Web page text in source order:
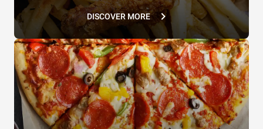
DISCOVER MORE